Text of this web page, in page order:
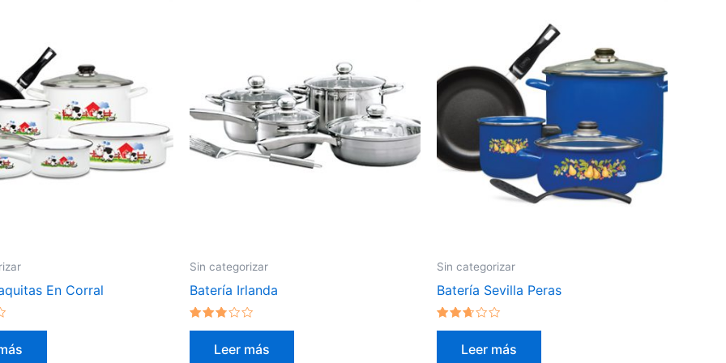
En Corral
Sin categorizar
Batería Irlanda
Valorado
Leer más
Sin categorizar
Batería Sevilla Peras
Valorado
Leer más